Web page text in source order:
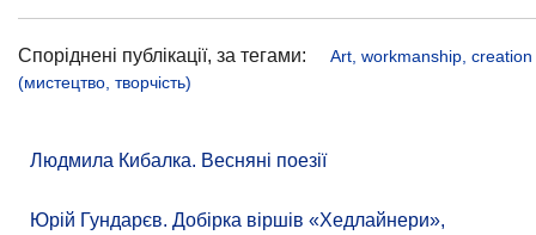
Споріднені публікації, за тегами:
Art, workmanship, creation
(мистецтво, творчість)
Людмила Кибалка. Весняні поезії
Юрій Гундарєв. Добірка віршів «Хедлайнери»,